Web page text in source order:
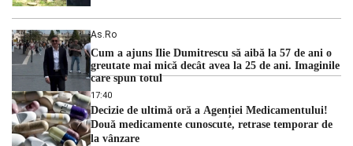
As.ro
Cum a ajuns Ilie Dumitrescu să aibă la 57 de ani o
greutate mai mică decât avea la 25 de ani. Imaginile
care spun totul
17:40
Decizie de ultimă oră a Agenției Medicamentului!
Două medicamente cunoscute, retrase temporar de
la vânzare